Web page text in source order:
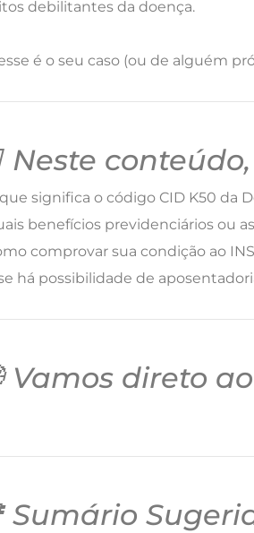
debilitantes da doença.
é o seu caso (ou de alguém
Neste
que significa o código CID K50 da
benefícios previdenciários ou
comprovar sua condição ao
se há possibilidade de
Vamos direto
Sumário